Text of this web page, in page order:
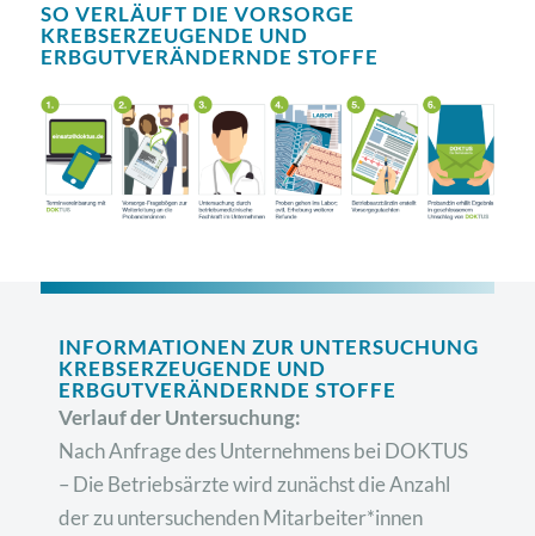
SO VERLÄUFT DIE VORSORGE
KREBSERZEUGENDE UND
ERBGUTVERÄNDERNDE STOFFE
INFORMATIONEN ZUR UNTERSUCHUNG
KREBSERZEUGENDE UND
ERBGUTVERÄNDERNDE STOFFE
Verlauf der Untersuchung:
Nach Anfrage des Unternehmens bei DOKTUS
– Die Betriebsärzte wird zunächst die Anzahl
der zu untersuchenden Mitarbeiter*innen